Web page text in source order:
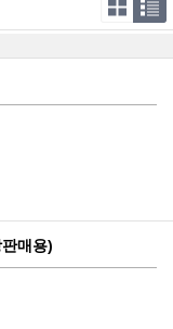
매용)